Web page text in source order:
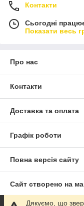
Контакти
Сьогодні
Показати весь
Про нас
Контакти
Доставка та оплата
Графік роботи
Повна версія сайту
Сайт створено на
Дякуємо, що